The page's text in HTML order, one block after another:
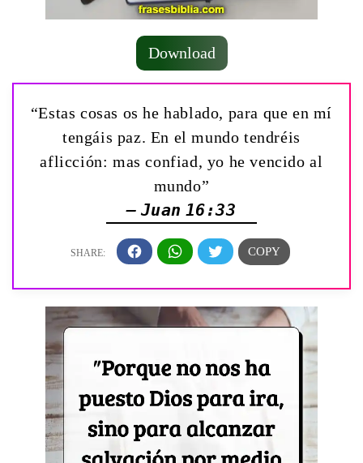
Download
“Estas cosas os he hablado, para que en mí
tengáis paz. En el mundo tendréis
aflicción: mas confiad, yo he vencido al
mundo”
— Juan 16:33